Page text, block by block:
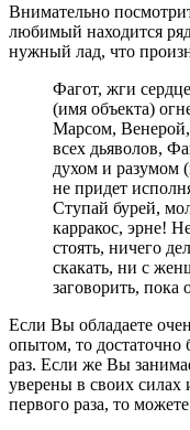
Внимательно
любимый находится
нужный лад, что
Фагот, жги
(имя объекта)
Марсом,
всех дьяволов,
духом и разумом
не придет
Ступай бурей,
карракос, эрне!
стоять, ничего
скакать, ни с
заговорить,
Если Вы обладаете
опытом, то достаточно
раз. Если же Вы
уверены в своих силах
первого раза, то